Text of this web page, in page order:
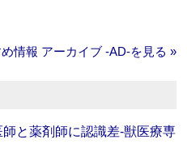
情報 アーカイブ ‐AD‐を見る »
と薬剤師に認識差‐獣医療専